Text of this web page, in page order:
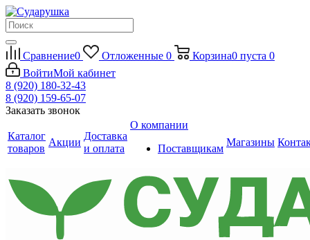
Сравнение0 Отложенные 0 Корзина0 пуста 0
ВойтиМой кабинет
8 (920) 180-32-43
8 (920) 159-65-07
Заказать звонок
Каталог
товаров
Акции
Доставка
и оплата
О компании
Поставщикам
Магазины